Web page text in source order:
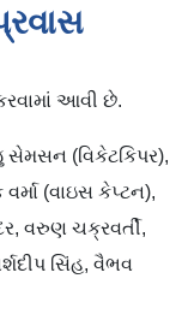
આવી છે.
(વિકેટકિપર),
(વાઇસ કેપ્ટન),
વરુણ ચક્રવર્તી,
સિંહ, વૈભવ